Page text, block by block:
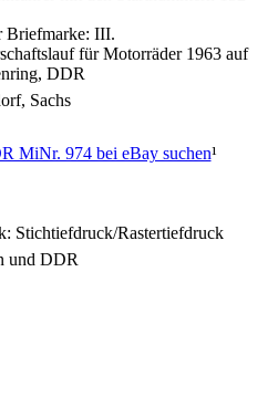
Briefmarke: III.
für Motorräder 1963 auf
DDR
Sachs
MiNr. 974 bei eBay suchen¹
Stichtiefdruck/Rastertiefdruck
und DDR